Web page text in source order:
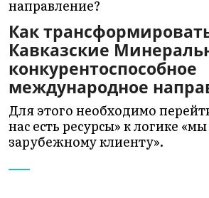
Как
Кавказские
конкурентоспособное
международное
Для этого необходимо
нас есть ресурсы» к логике
зарубежному клиенту».